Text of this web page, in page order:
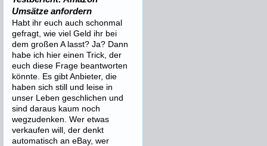
Umsätze anfordern
Habt ihr euch auch schonmal
gefragt, wie viel Geld ihr bei
dem großen A lasst? Ja? Dann
habe ich hier einen Trick, der
euch diese Frage beantworten
könnte. Es gibt Anbieter, die
haben sich still und leise in
unser Leben geschlichen und
sind daraus kaum noch
wegzudenken. Wer etwas
verkaufen will, der denkt
automatisch an eBay, wer